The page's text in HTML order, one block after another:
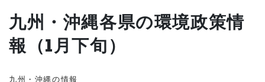
九州・沖縄各県の環境政策情
報（1月下旬）
九州・沖縄の情報